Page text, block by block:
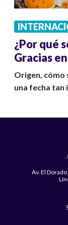
¿Por qué
Gracias
Origen, cómo
una fecha tan
Av. El